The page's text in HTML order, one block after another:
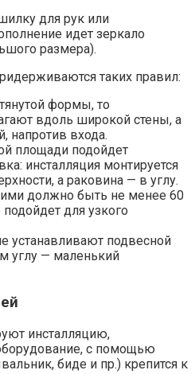
для рук или
идет зеркало
размера).
таких правил:
формы, то
вдоль широкой стены, а
напротив входа.
площади подойдет
инсталляция монтируется
а раковина — в углу.
должно быть не менее 60
для узкого
устанавливают подвесной
углу — маленький
инсталляцию,
с помощью
биде и пр.) крепится к